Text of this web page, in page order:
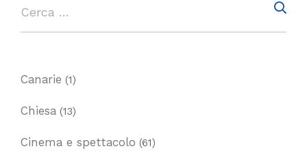
Canarie (1)
Chiesa (13)
Cinema e spettacolo (61)